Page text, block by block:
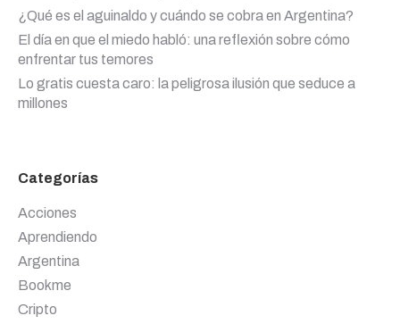
¿Qué es el aguinaldo y cuándo se cobra en Argentina?
El día en que el miedo habló: una reflexión sobre cómo
enfrentar tus temores
Lo gratis cuesta caro: la peligrosa ilusión que seduce a
millones
Categorías
Acciones
Aprendiendo
Argentina
Bookme
Cripto